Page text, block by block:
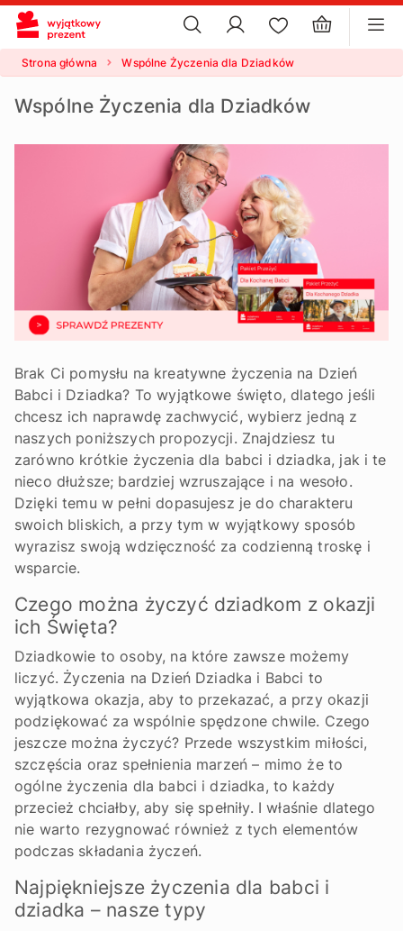
×
Strona główna Wspólne Życzenia dla Dziadków
Wspólne Życzenia dla Dziadków
Brak Ci pomysłu na kreatywne życzenia na Dzień
Babci i Dziadka? To wyjątkowe święto, dlatego jeśli
chcesz ich naprawdę zachwycić, wybierz jedną z
naszych poniższych propozycji. Znajdziesz tu
zarówno krótkie życzenia dla babci i dziadka, jak i te
nieco dłuższe; bardziej wzruszające i na wesoło.
Dzięki temu w pełni dopasujesz je do charakteru
swoich bliskich, a przy tym w wyjątkowy sposób
wyrazisz swoją wdzięczność za codzienną troskę i
wsparcie.
Czego można życzyć dziadkom z okazji
ich Święta?
Dziadkowie to osoby, na które zawsze możemy
liczyć. Życzenia na Dzień Dziadka i Babci to
wyjątkowa okazja, aby to przekazać, a przy okazji
podziękować za wspólnie spędzone chwile. Czego
jeszcze można życzyć? Przede wszystkim miłości,
szczęścia oraz spełnienia marzeń – mimo że to
ogólne życzenia dla babci i dziadka, to każdy
przecież chciałby, aby się spełniły. I właśnie dlatego
nie warto rezygnować również z tych elementów
podczas składania życzeń.
Najpiękniejsze życzenia dla babci i
dziadka – nasze typy
ustawienia plików cookie
×